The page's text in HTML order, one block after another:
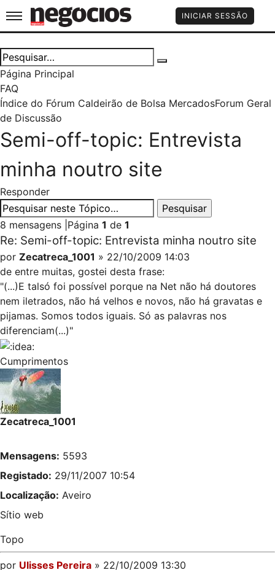
Jornal de Negócios INICIAR SESSÃO
Página Principal
FAQ
Índice do Fórum Caldeirão de Bolsa MercadosForum Geral
de Discussão
Semi-off-topic: Entrevista
minha noutro site
Responder
8 mensagens Página 1 de 1
Re: Semi-off-topic: Entrevista minha noutro site
por Zecatreca_1001 » 22/10/2009 14:03
de entre muitas, gostei desta frase:
"(...)E talsó foi possível porque na Net não há doutores
nem iletrados, não há velhos e novos, não há gravatas e
pijamas. Somos todos iguais. Só as palavras nos
diferenciam(...)"
Cumprimentos
Zecatreca_1001
Mensagens: 5593
Registado: 29/11/2007 10:54
Localização: Aveiro
Sítio web
Topo
por Ulisses Pereira » 22/10/2009 13:30